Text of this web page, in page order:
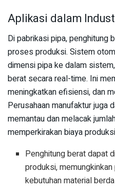
Aplikasi dalam
Di pabrikasi pipa, penghitung
proses produksi. Sistem
dimensi pipa ke dalam
berat secara real-time. Ini
meningkatkan efisiensi, dan
Perusahaan manufaktur juga
memantau dan melacak
memperkirakan biaya
Penghitung berat dapat
produksi,
kebutuhan material